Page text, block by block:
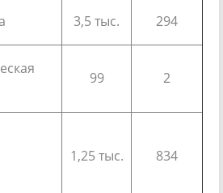
3,5 тыс. 294
99 2
1,25 тыс. 834